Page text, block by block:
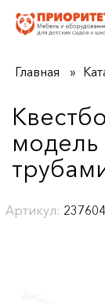
Главная
Артикул: 237604